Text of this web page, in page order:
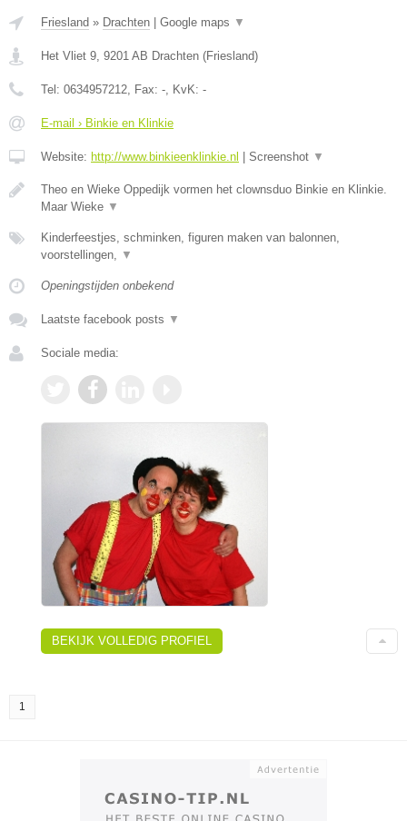
Friesland » Drachten Google maps ▼
Het Vliet 9, 9201 AB Drachten (Friesland)
Tel: 0634957212, Fax: -, KvK: -
E-mail › Binkie en Klinkie
Website: http://www.binkieenklinkie.nl Screenshot ▼
Theo en Wieke Oppedijk vormen het clownsduo Binkie en Klinkie.
Maar Wieke ▼
Kinderfeestjes, schminken, figuren maken van balonnen,
voorstellingen, ▼
Openingstijden onbekend
Laatste facebook posts ▼
Sociale media:
BEKIJK VOLLEDIG PROFIEL
1